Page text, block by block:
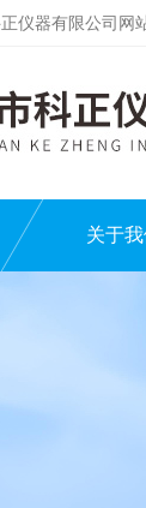
仪器有限公司网
关于